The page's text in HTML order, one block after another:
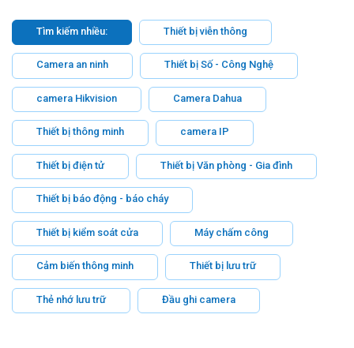
Tìm kiếm nhiều: Thiết bị viễn thông
Camera an ninh Thiết bị Số - Công Nghệ
camera Hikvision Camera Dahua
Thiết bị thông minh camera IP
Thiết bị điện tử Thiết bị Văn phòng - Gia đình
Thiết bị báo động - báo cháy
Thiết bị kiểm soát cửa Máy chấm công
Cảm biến thông minh Thiết bị lưu trữ
Thẻ nhớ lưu trữ Đầu ghi camera